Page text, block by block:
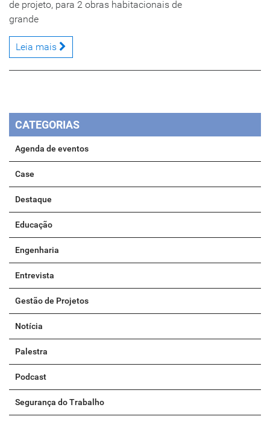
de projeto, para 2 obras habitacionais de
grande
Leia mais
CATEGORIAS
Agenda de eventos
Case
Destaque
Educação
Engenharia
Entrevista
Gestão de Projetos
Notícia
Palestra
Podcast
Segurança do Trabalho